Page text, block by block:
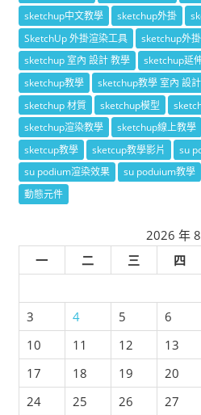
sketchup中文教學
sketchup外掛
SketchUp 外掛渲染工具
sketchup外
sketchup 室內 設計 教學
sketchup延
sketchup教學
sketchup教學 室內 設計
sketchup 材質
sketchup模型
sketchup渲染教學
sketchup線上教學
sketcup教學
sketcup教學影片
su
su podium渲染效果
su poduium教學
動態元件
2026 年
一
二 三 四
3
4 5 6
10
11 12 13
17
18 19 20
24
25 26 27